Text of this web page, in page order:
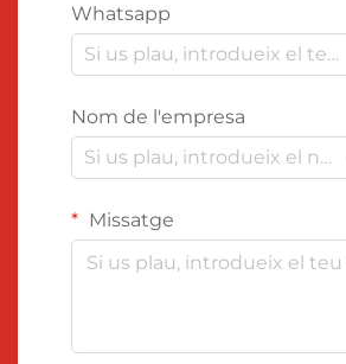
Whatsapp
Nom de l'empresa
Missatge